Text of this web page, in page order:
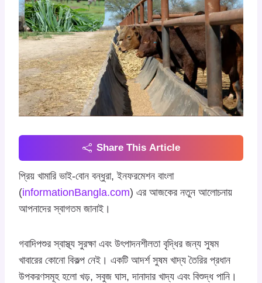
Share This Article
প্রিয় খামারি ভাই-বোন বন্ধুরা, ইনফরমেশন বাংলা
(informationBangla.com) এর আজকের নতুন আলোচনায়
আপনাদের স্বাগতম জানাই।
গবাদিপশুর স্বাস্থ্য সুরক্ষা এবং উৎপাদনশীলতা বৃদ্ধির জন্য সুষম
খাবারের কোনো বিকল্প নেই। একটি আদর্শ সুষম খাদ্য তৈরির প্রধান
উপকরণসমূহ হলো খড়, সবুজ ঘাস, দানাদার খাদ্য এবং বিশুদ্ধ পানি।